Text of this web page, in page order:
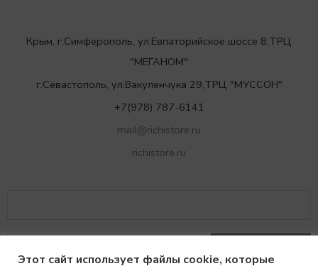
Крым, г.Симферополь, ул.Евпаторийское шоссе 8,ТРЦ
"МЕГАНОМ"
г.Севастополь, ул.Вакуленчука 29,ТРЦ "МУССОН"
+7(978) 787-6141
mail@richistore.ru
richistore.ru
Этот сайт использует файлы cookie, которые